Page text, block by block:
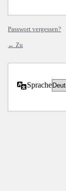
Passwort vergessen?
← Zu
Sprache